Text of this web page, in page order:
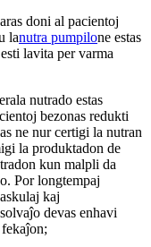
doni al pacientoj
lanutra pumpilone estas
lavita per varma
nutrado estas
bezonas redukti
ne nur certigi la nutran
la produktadon de
kun malpli da
Por longtempaj
kaj
devas enhavi